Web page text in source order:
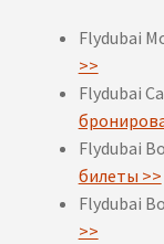
Flydubai
>>
Flydubai
Flydubai
билеты >>
Flydubai
>>